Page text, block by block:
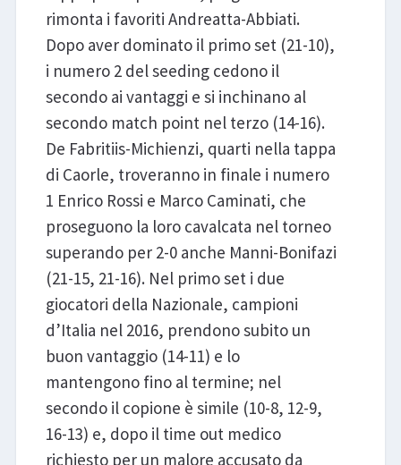
rimonta i favoriti Andreatta-Abbiati.
Dopo aver dominato il primo set (21-10),
i numero 2 del seeding cedono il
secondo ai vantaggi e si inchinano al
secondo match point nel terzo (14-16).
De Fabritiis-Michienzi, quarti nella tappa
di Caorle, troveranno in finale i numero
1 Enrico Rossi e Marco Caminati, che
proseguono la loro cavalcata nel torneo
superando per 2-0 anche Manni-Bonifazi
(21-15, 21-16). Nel primo set i due
giocatori della Nazionale, campioni
d’Italia nel 2016, prendono subito un
buon vantaggio (14-11) e lo
mantengono fino al termine; nel
secondo il copione è simile (10-8, 12-9,
16-13) e, dopo il time out medico
richiesto per un malore accusato da